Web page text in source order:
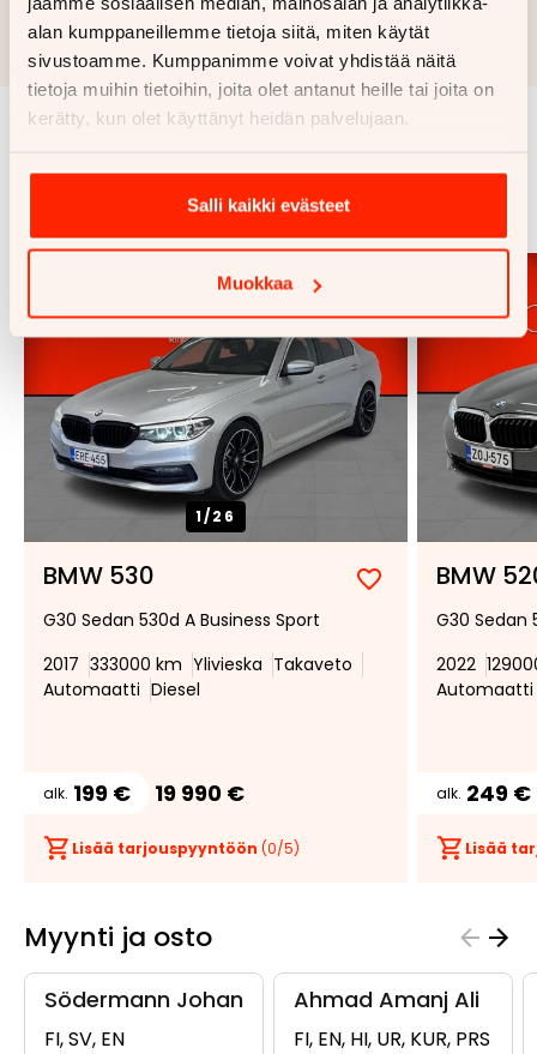
alan kumppaneillemme tietoja siitä, miten käytät
sivustoamme. Kumppanimme voivat yhdistää näitä
tietoja muihin tietoihin, joita olet antanut heille tai joita on
kerätty, kun olet käyttänyt heidän palvelujaan.
Salli kaikki evästeet
Muokkaa
Rahoituslaskelma on suuntaa antava ja edellyttää hyväksytyn
luottopäätöksen ja kaskovakuutuksen.
Samankaltaisia ajoneuvoja
1/26
BMW 530
Lisää
suosikiksi
Poista
suosikeista
G30 Sedan 530d A Business Sport
2017 333000 km Ylivieska Takaveto
Automaatti Diesel
alk. 199 € 19 990 €
Lisää tarjouspyyntöön (0/5)
BMW
G30 Sedan
2022
Automaatti
alk. 249 €
Lisää
Myynti ja osto
Södermann Johan
FI, SV, EN
Ahmad Amanj Ali
FI, EN, HI, UR, KUR, PRS